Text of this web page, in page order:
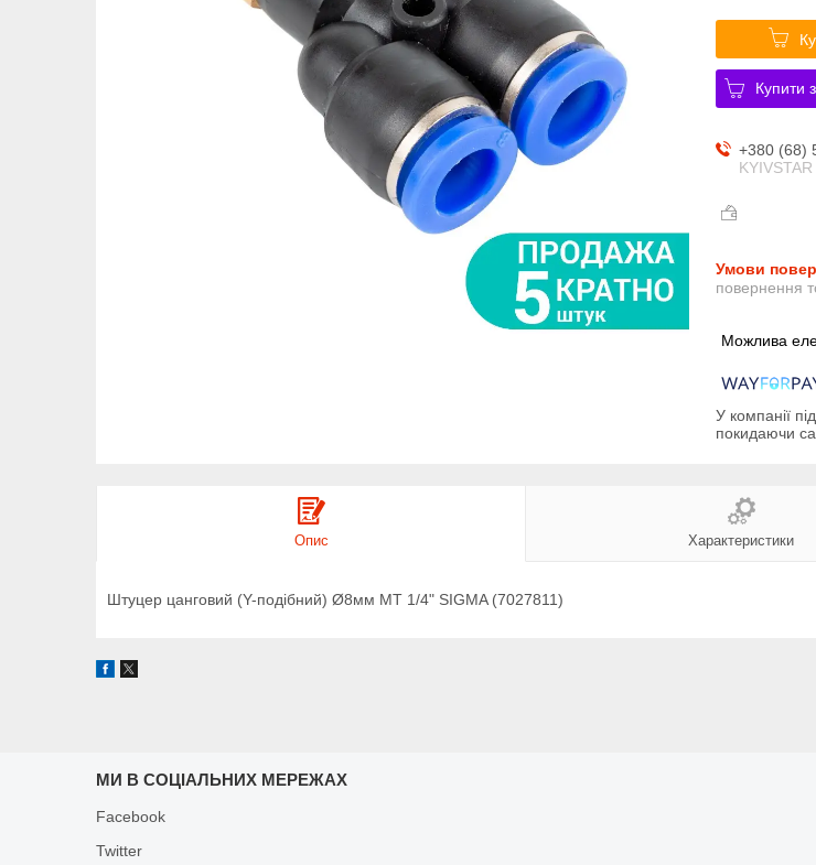
Купити з
+380 (68)
повернення
У компанії
покидаючи
Опис Характеристики
Штуцер цанговий (Y-подібний) Ø8мм МТ 1/4" SIGMA (7027811)
МИ В СОЦІАЛЬНИХ МЕРЕЖАХ
Facebook
Twitter